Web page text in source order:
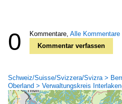
0 Kommentare, Alle Kommentare
Kommentar verfassen
Schweiz/Suisse/Svizzera/Svizra >
Oberland > Verwaltungskreis